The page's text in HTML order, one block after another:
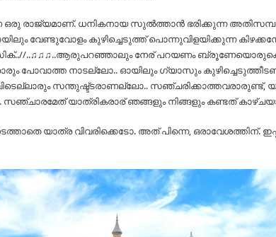
രാജ്യമാണ്. ധനികനായ സുൽത്താൻ ഭരിക്കുന്ന
വേണ്ടുവോളം കുഴിച്ചെടുത്ത് പൊന്നുവിളയിക്കുന്ന
..♫♫♫..ആരുപറഞ്ഞാലും നേര് പറയണം
പോവാത്ത നാടല്ലോ.. ഓയിലും ഗ്യാസും
സന്തുഷ്ട്ടരാണല്ലോ.. സഞ്ചരിക്കാത്തവരാരുണ്ട്,
യാത്രികരാര് ഞങ്ങളും നിങ്ങളും കണ്ടത്
യാത്ര വിവരിക്കെടോ. അത് പിന്നെ, ഒരാവേശത്തിന്.